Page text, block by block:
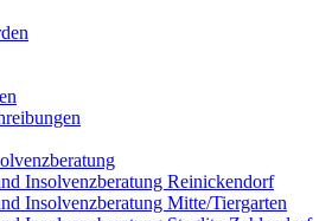
Insolvenzberatung Reinickendorf
Insolvenzberatung Mitte/Tiergarten